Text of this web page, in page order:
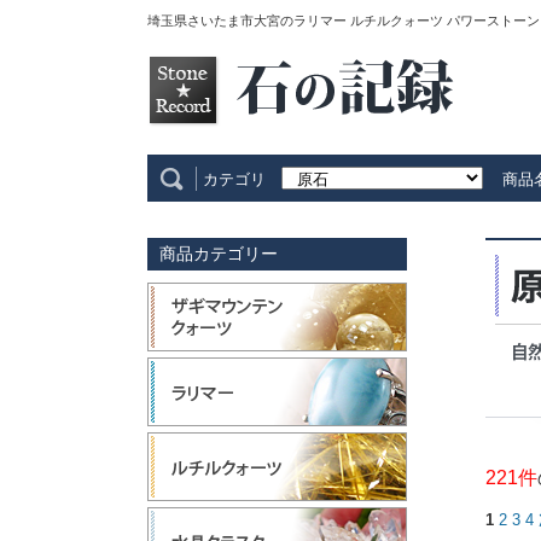
埼玉県さいたま市大宮のラリマー ルチルクォーツ パワーストー
カテゴリ 商品
221件
1 2 3 4
商品カテゴリー